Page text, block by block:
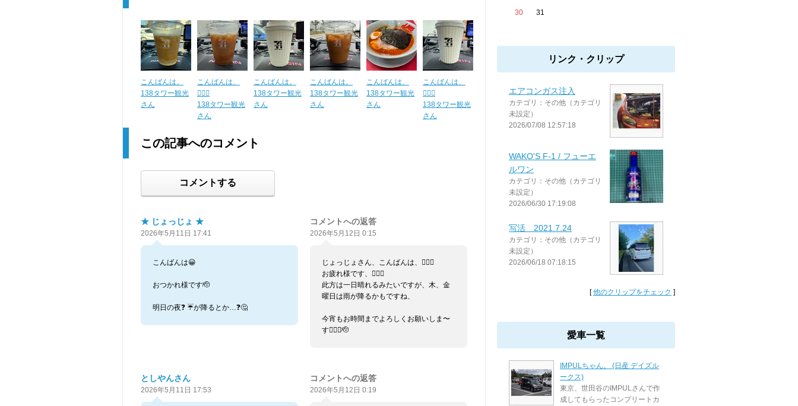
こんばんは。
138タワー観光
さん
こんばんは、
🙇🏼‍♂️
138タワー観光
さん
こんばんは。
138タワー観光
さん
こんばんは。
138タワー観光
さん
こんばんは、
138タワー観光
さん
こんばんは、
🙇🏼‍♂️
138タワー観光
さん
この記事へのコメント
コメントする
★ じょっじょ ★
2026年5月11日 17:41
こんばんは😀
おつかれ様です🫡
明日の夜❓️ ☔️が降るとか…❓️🤔
コメントへの返答
2026年5月12日 0:15
じょっじょさん、こんばんは、🙇🏼‍♂️
お疲れ様です、🙇🏼‍♂️
此方は一日晴れるみたいですが、木、金
曜日は雨が降るかもですね、
今宵もお時間までよろしくお願いしま〜
す🙇🏼‍♂️🫡
としやんさん
2026年5月11日 17:53
コメントへの返答
2026年5月12日 0:19
30 31
リンク・クリップ
エアコンガス注入
カテゴリ：その他（カテゴリ
未設定）
2026/07/08 12:57:18
WAKO'S F-1 / フューエ
ルワン
カテゴリ：その他（カテゴリ
未設定）
2026/06/30 17:19:08
写活 2021.7.24
カテゴリ：その他（カテゴリ
未設定）
2026/06/18 07:18:15
[他のクリップをチェック ]
愛車一覧
IMPULちゃん。 (日産 デイズル
ークス)
東京、世田谷のIMPULさんで作
成してもらったコンプリートカ